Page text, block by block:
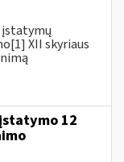
įstatymų
XII skyriaus
12